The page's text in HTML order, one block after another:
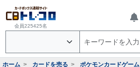
会員225425名
ホーム カードを売る ポケモンカードゲーム